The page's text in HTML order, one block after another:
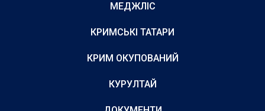
МЕДЖЛІС
КРИМСЬКІ ТАТАРИ
КРИМ ОКУПОВАНИЙ
КУРУЛТАЙ